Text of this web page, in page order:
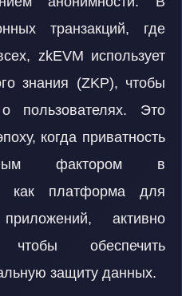
транзакций, где
zkEVM использует
знания (ZKP), чтобы
пользователях. Это
когда приватность
фактором в
как платформа для
активно
обеспечить
защиту данных.